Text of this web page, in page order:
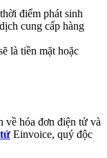
điểm phát sinh
cung cấp hàng
là tiền mặt hoặc
về hóa đơn điện tử và
Einvoice, quý độc